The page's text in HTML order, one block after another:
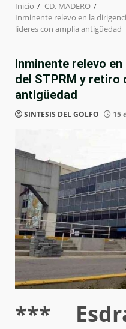
Inicio
CD. MADERO
Inminente relevo en la
líderes con amplia antigüedad
Inminente relevo
del STPRM y retiro
antigüedad
SINTESIS DEL GOLFO 15
***